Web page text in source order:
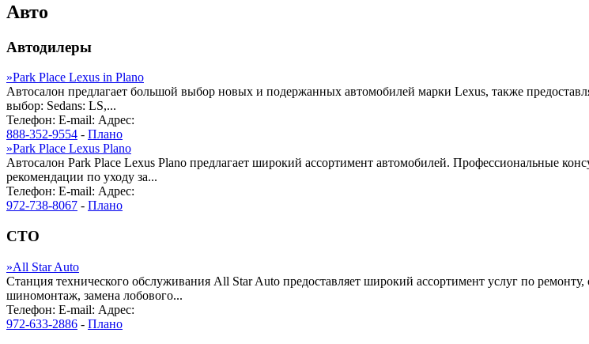
Авто
Автодилеры
»Park Place Lexus in Plano
Автосалон предлагает большой выбор новых и подержанных автомобилей марки Lexus, также
выбор: Sedans: LS,...
Телефон: E-mail: Адрес:
888-352-9554 - Плано
»Park Place Lexus Plano
Автосалон Park Place Lexus Plano предлагает широкий ассортимент автомобилей. Профессиональные
рекомендации по уходу за...
Телефон: E-mail: Адрес:
972-738-8067 - Плано
СТО
»All Star Auto
Станция технического обслуживания All Star Auto предоставляет широкий ассортимент услуг по
шиномонтаж, замена лобового...
Телефон: E-mail: Адрес:
972-633-2886 - Плано